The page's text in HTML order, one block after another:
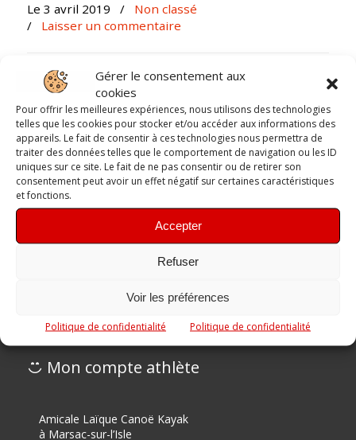
Gérer le consentement aux
cookies
Pour offrir les meilleures expériences, nous utilisons des technologies
telles que les cookies pour stocker et/ou accéder aux informations des
appareils. Le fait de consentir à ces technologies nous permettra de
traiter des données telles que le comportement de navigation ou les ID
uniques sur ce site. Le fait de ne pas consentir ou de retirer son
consentement peut avoir un effet négatif sur certaines caractéristiques
et fonctions.
Accepter
Refuser
Voir les préférences
Politique de confidentialité Politique de confidentialité
Le 3 avril 2019 /
Non classé
/ Laisser un commentaire
Laisser un commentaire
Vous devezvous connecterpour publier un
commentaire.
Informations & liens utiles
Mon compte athlète
Amicale Laïque Canoë Kayak
à Marsac-sur-l’Isle